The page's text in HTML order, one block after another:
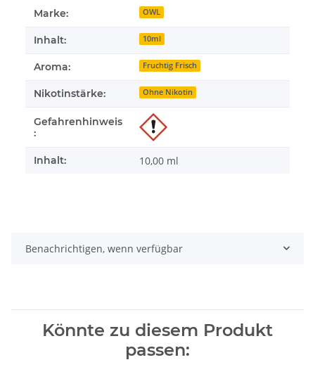
Marke: OWL
Inhalt: 10ml
Aroma: Fruchtig Frisch
Nikotinstärke: Ohne Nikotin
Gefahrenhinweis
:
Inhalt: 10,00 ml
Benachrichtigen, wenn verfügbar
Könnte zu diesem Produkt
passen: